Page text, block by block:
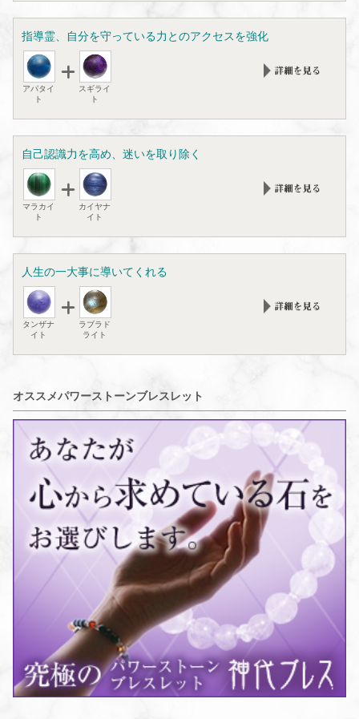
指導霊、自分を守っている力とのアクセスを強化
アパタイ
ト
スギライ
ト
自己認識力を高め、迷いを取り除く
マラカイ
ト
カイヤナ
イト
人生の一大事に導いてくれる
タンザナ
イト
ラブラド
ライト
オススメパワーストーンブレスレット